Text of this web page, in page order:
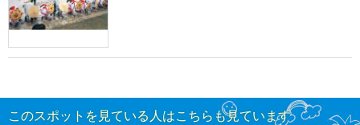
このスポットを見ている人はこちらも見ています